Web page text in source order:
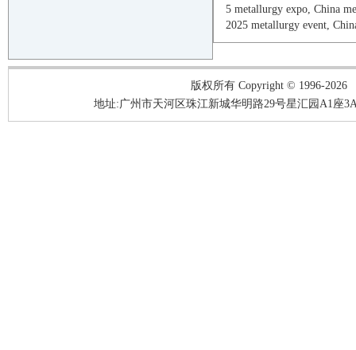
5 metallurgy expo, China
2025 metallurgy event,
版权所有 Copyright © 1996-2026
地址:广州市天河区珠江新城华明路29号星汇园A1座